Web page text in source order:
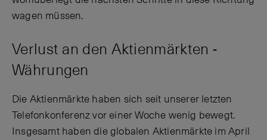
wagen müssen.
Verlust an den Aktienmärkten -
Währungen
Die Aktienmärkte haben sich seit unserer letzten
Telefonkonferenz vor einer Woche wenig bewegt.
Insgesamt haben die globalen Aktienmärkte im April